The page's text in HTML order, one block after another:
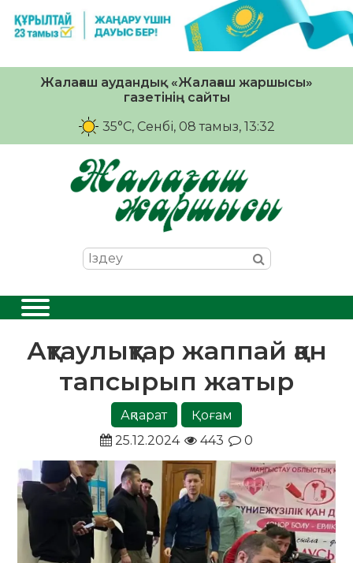
Жалағаш аудандық «Жалағаш жаршысы»
газетінің сайты
35°C, Сенбі, 08 тамыз, 13:32
Ақтаулықтар жаппай қан
тапсырып жатыр
Ақпарат
Қоғам
25.12.2024
443 0